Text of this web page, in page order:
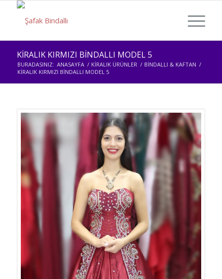
KİRALIK KIRMIZI BİNDALLI MODEL 5
BURADASINIZ: ANASAYFA / KİRALIK ÜRÜNLER / BİNDALLI & KAFTAN /
KİRALIK KIRMIZI BİNDALLI MODEL 5